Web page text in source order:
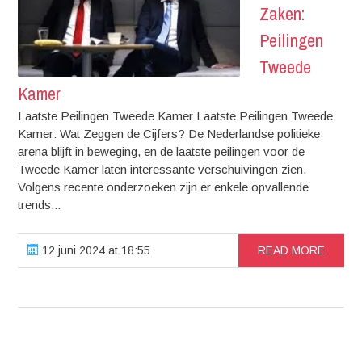
Zaken:
Peilingen
Tweede
Kamer
Laatste Peilingen Tweede Kamer Laatste Peilingen Tweede
Kamer: Wat Zeggen de Cijfers? De Nederlandse politieke
arena blijft in beweging, en de laatste peilingen voor de
Tweede Kamer laten interessante verschuivingen zien.
Volgens recente onderzoeken zijn er enkele opvallende
trends...
12 juni 2024 at 18:55 READ MORE